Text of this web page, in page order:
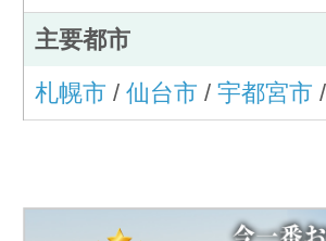
主要都市
札幌市 / 仙台市 / 宇都宮市 /